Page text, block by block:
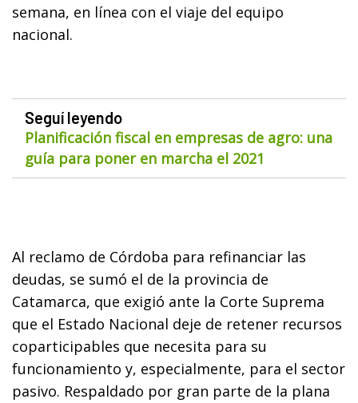
semana, en línea con el viaje del equipo
nacional.
Seguí leyendo
Planificación fiscal en empresas de agro: una
guía para poner en marcha el 2021
Al reclamo de Córdoba para refinanciar las
deudas, se sumó el de la provincia de
Catamarca, que exigió ante la Corte Suprema
que el Estado Nacional deje de retener recursos
coparticipables que necesita para su
funcionamiento y, especialmente, para el sector
pasivo. Respaldado por gran parte de la plana